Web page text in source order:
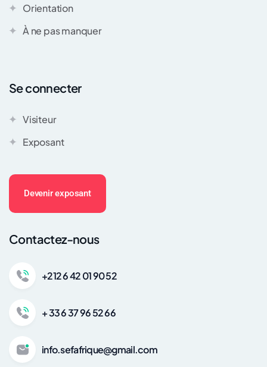
Orientation
À ne pas manquer
Se connecter
Visiteur
Exposant
Devenir exposant
Contactez-nous
+212 6 42 01 90 52
+ 33 6 37 96 52 66
info.sefafrique@gmail.com